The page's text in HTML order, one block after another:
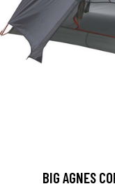
BIG AGNES